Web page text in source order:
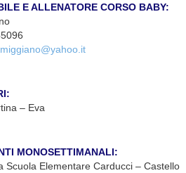
E ALLENATORE CORSO BABY:
– Eva
MONOSETTIMANALI:
Scuola Elementare Carducci – Castello